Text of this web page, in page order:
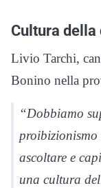
Cultura
Livio Tarchi,
Bonino nella
“Dobbiamo
ascoltare e
una cultura